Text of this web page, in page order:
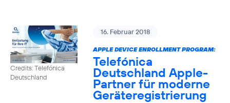
Credits: Telefónica
Deutschland
16. Februar 2018
APPLE DEVICE ENROLLMENT PROGRAM:
Telefónica
Deutschland Apple-
Partner für moderne
Geräteregistrierung